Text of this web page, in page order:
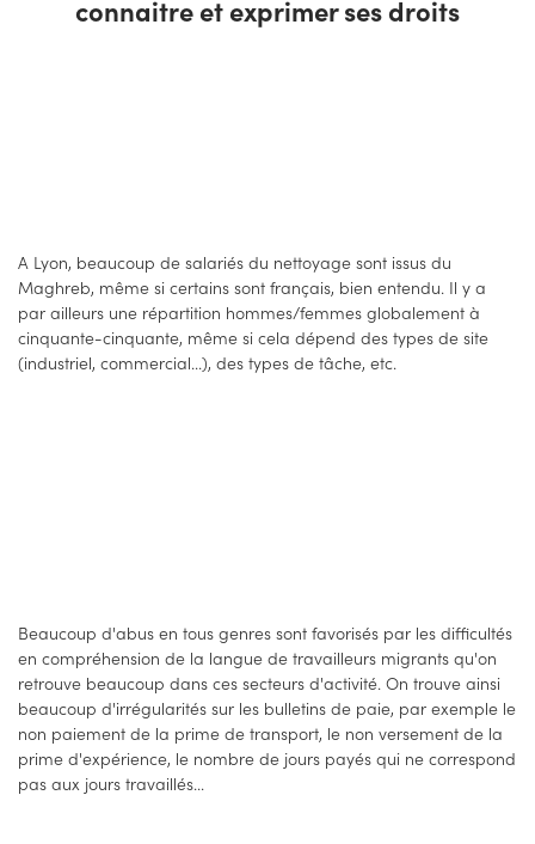
connaitre et exprimer ses droits
A Lyon, beaucoup de salariés du nettoyage sont issus du
Maghreb, même si certains sont français, bien entendu. Il y a
par ailleurs une répartition hommes/femmes globalement à
cinquante-cinquante, même si cela dépend des types de site
(industriel, commercial...), des types de tâche, etc.
Beaucoup d'abus en tous genres sont favorisés par les difficultés
en compréhension de la langue de travailleurs migrants qu'on
retrouve beaucoup dans ces secteurs d'activité. On trouve ainsi
beaucoup d'irrégularités sur les bulletins de paie, par exemple le
non paiement de la prime de transport, le non versement de la
prime d'expérience, le nombre de jours payés qui ne correspond
pas aux jours travaillés...